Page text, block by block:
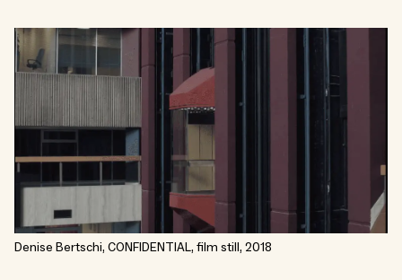
Denise Bertschi, CONFIDENTIAL, film still, 2018